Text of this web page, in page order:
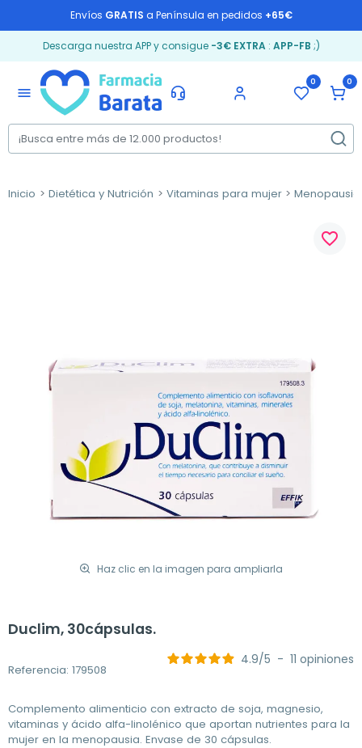
Envíos GRATIS a Península en pedidos +65€
Descarga nuestra APP y consigue -3€ EXTRA: APP-FB ;)
menu
0 0
Inicio Dietética y Nutrición Vitaminas para mujer Menopausia
Haz clic en la imagen para ampliarla
favorite_border
Duclim, 30cápsulas.
Referencia: 179508
4.9/5 - 11 opiniones
Complemento alimenticio con extracto de soja, magnesio,
vitaminas y ácido alfa-linolénico que aportan nutrientes para la
mujer en la menopausia. Envase de 30 cápsulas.